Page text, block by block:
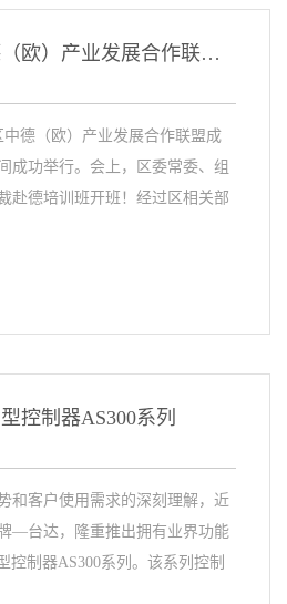
深圳市宝安区中德（欧）产业发展合作联盟成立大会
中德（欧）产业发展合作联盟成
成功举行。会上，区委常委、组
赴德培训班开班！经过区相关部
控制器AS300系列
和客户使用需求的深刻理解，近
—台达，隆重推出拥有业界功能
控制器AS300系列。该系列控制